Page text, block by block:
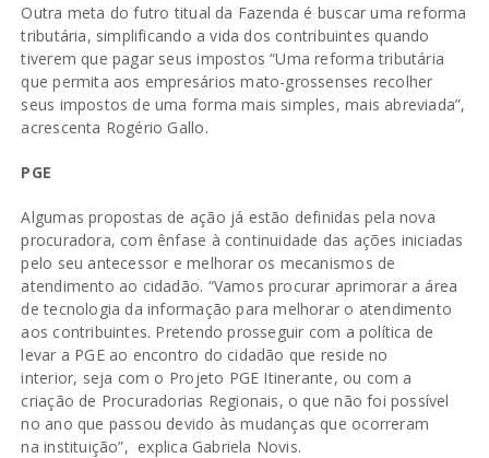
Outra meta do futro titual da Fazenda é buscar uma reforma
tributária, simplificando a vida dos contribuintes quando
tiverem que pagar seus impostos “Uma reforma tributária
que permita aos empresários mato-grossenses recolher
seus impostos de uma forma mais simples, mais abreviada”,
acrescenta Rogério Gallo.
PGE
Algumas propostas de ação já estão definidas pela nova
procuradora, com ênfase à continuidade das ações iniciadas
pelo seu antecessor e melhorar os mecanismos de
atendimento ao cidadão. “Vamos procurar aprimorar a área
de tecnologia da informação para melhorar o atendimento
aos contribuintes. Pretendo prosseguir com a política de
levar a PGE ao encontro do cidadão que reside no
interior, seja com o Projeto PGE Itinerante, ou com a
criação de Procuradorias Regionais, o que não foi possível
no ano que passou devido às mudanças que ocorreram
na instituição”, explica Gabriela Novis.